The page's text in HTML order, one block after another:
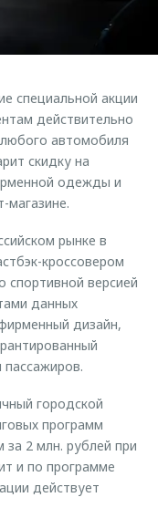
специальной акции
действительно
автомобиля
скидку на
одежды и
магазине.
рынке в
кроссовером
спортивной версией
данных
дизайн,
городской
программ
2 млн. рублей при
и по программе
действует